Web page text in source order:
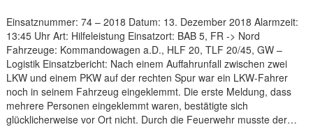
Einsatznummer: 74 – 2018 Datum: 13. Dezember 2018 Alarmzeit:
13:45 Uhr Art: Hilfeleistung Einsatzort: BAB 5, FR -> Nord
Fahrzeuge: Kommandowagen a.D., HLF 20, TLF 20/45, GW –
Logistik Einsatzbericht: Nach einem Auffahrunfall zwischen zwei
LKW und einem PKW auf der rechten Spur war ein LKW-Fahrer
noch in seinem Fahrzeug eingeklemmt. Die erste Meldung, dass
mehrere Personen eingeklemmt waren, bestätigte sich
glücklicherweise vor Ort nicht. Durch die Feuerwehr musste der…